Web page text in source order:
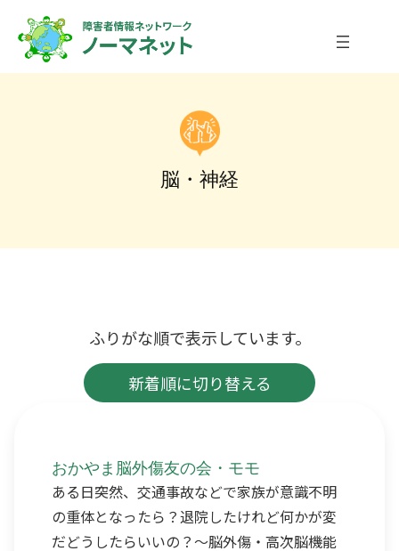
脳・神経
ふりがな順で表示しています。
新着順に切り替える
おかやま脳外傷友の会・モモ
ある日突然、交通事故などで家族が意識不明
の重体となったら？退院したけれど何かが変
だどうしたらいいの？～脳外傷・高次脳機能